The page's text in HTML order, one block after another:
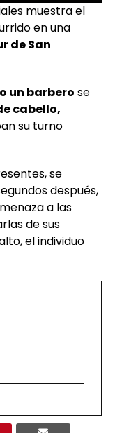
muestra el
en una
de San
un barbero se
cabello,
su turno
se
después,
a las
de sus
el individuo